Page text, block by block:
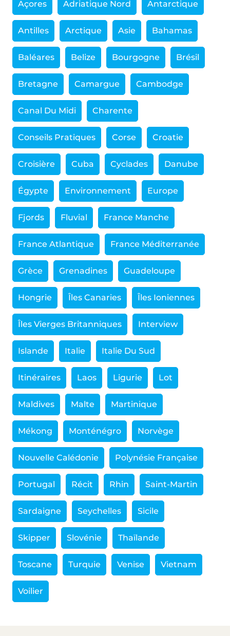
Açores Adriatique Nord Antarctique
Antilles Arctique Asie Bahamas
Baléares Belize Bourgogne Brésil
Bretagne Camargue Cambodge
Canal Du Midi Charente
Conseils Pratiques Corse Croatie
Croisière Cuba Cyclades Danube
Égypte Environnement Europe
Fjords Fluvial France Manche
France Atlantique France Méditerranée
Grèce Grenadines Guadeloupe
Hongrie Îles Canaries Îles Ioniennes
Îles Vierges Britanniques Interview
Islande Italie Italie Du Sud
Itinéraires Laos Ligurie Lot
Maldives Malte Martinique
Mékong Monténégro Norvège
Nouvelle Calédonie Polynésie Française
Portugal Récit Rhin Saint-Martin
Sardaigne Seychelles Sicile
Skipper Slovénie Thaïlande
Toscane Turquie Venise Vietnam
Voilier